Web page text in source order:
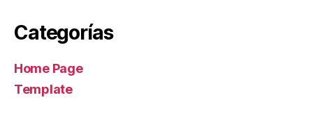
Categorías
Home Page
Template